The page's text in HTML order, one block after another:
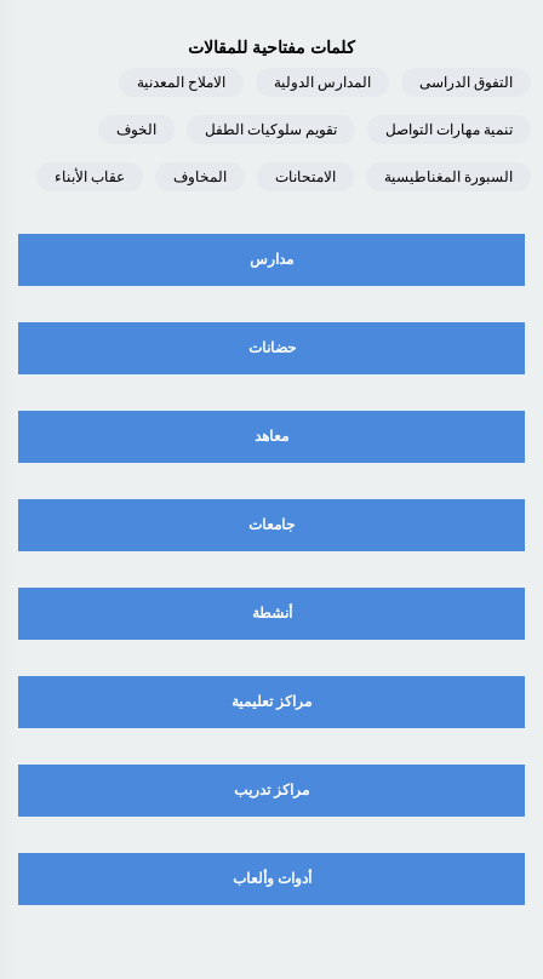
كلمات مفتاحية للمقالات
التفوق الدراسى المدارس الدولية الاملاح المعدنية
تنمية مهارات التواصل تقويم سلوكيات الطفل الخوف
السبورة المغناطيسية الامتحانات المخاوف عقاب الأبناء
مدارس
حضانات
معاهد
جامعات
أنشطة
مراكز تعليمية
مراكز تدريب
أدوات وألعاب